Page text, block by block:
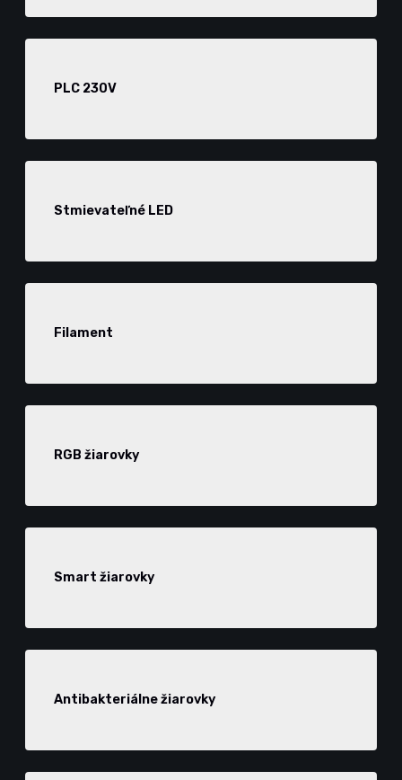
PLC 230V
Stmievateľné LED
Filament
RGB žiarovky
Smart žiarovky
Antibakteriálne žiarovky